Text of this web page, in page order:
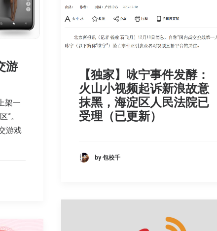
游
架一
”。
游戏
【独家】咏宁事件发酵：
火山小视频起诉新浪故意
抹黑，海淀区人民法院已
受理（已更新）
by 包校千